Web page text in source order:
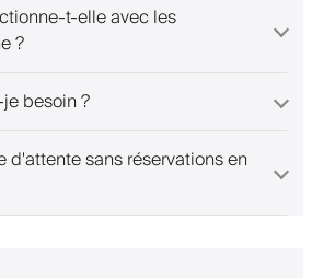
t-elle avec les
?
besoin ?
d'attente sans réservations en